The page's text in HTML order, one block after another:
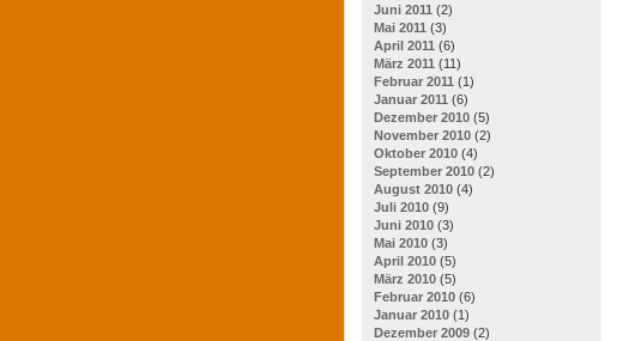
Juni 2011 (2)
Mai 2011 (3)
April 2011 (6)
März 2011 (11)
Februar 2011 (1)
Januar 2011 (6)
Dezember 2010 (5)
November 2010 (2)
Oktober 2010 (4)
September 2010 (2)
August 2010 (4)
Juli 2010 (9)
Juni 2010 (3)
Mai 2010 (3)
April 2010 (5)
März 2010 (5)
Februar 2010 (6)
Januar 2010 (1)
Dezember 2009 (2)